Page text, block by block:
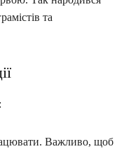
та
Важливо, щоб